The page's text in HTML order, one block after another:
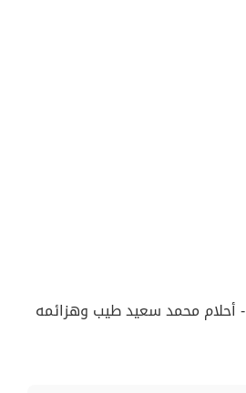
تحميل كتاب السجين 32 - أحلام محمد سعيد طيب وهزائمه